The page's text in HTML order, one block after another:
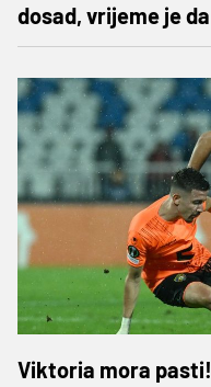
dosad, vrijeme je
Viktoria mora